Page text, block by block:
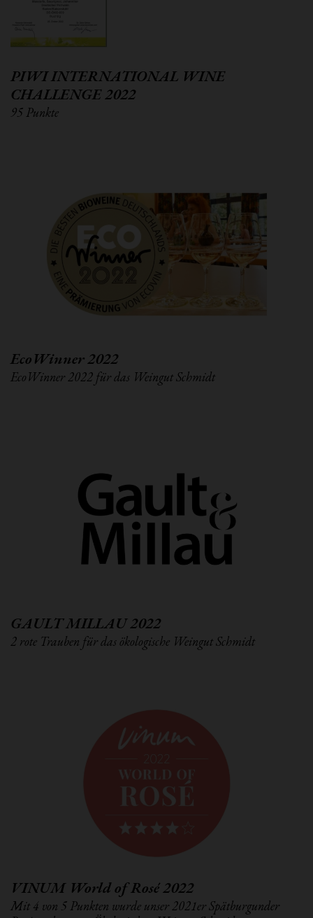
PIWI INTERNATIONAL WINE
CHALLENGE 2022
95 Punkte
EcoWinner 2022
EcoWinner 2022 für das Weingut Schmidt
GAULT MILLAU 2022
2 rote Trauben für das ökologische Weingut Schmidt
VINUM World of Rosé 2022
Mit 4 von 5 Punkten wurde unser 2021er Spätburgunder